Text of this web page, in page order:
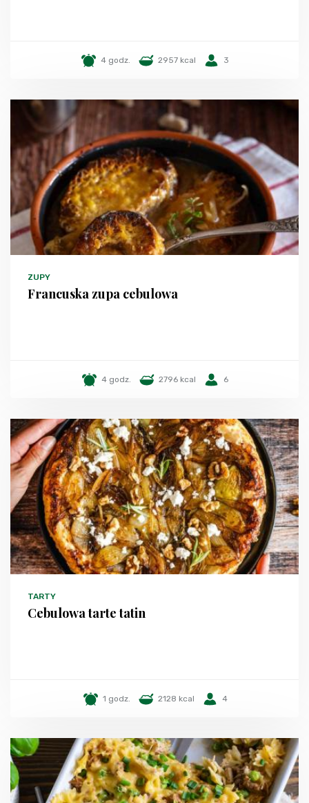
4 godz. 2957 kcal 3
ZUPY
Francuska zupa cebulowa
4 godz. 2796 kcal 6
TARTY
Cebulowa tarte tatin
1 godz. 2128 kcal 4